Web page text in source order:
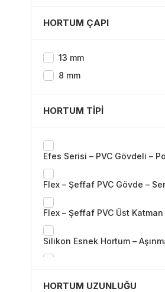
HORTUM ÇAPI
13 mm
8 mm
HORTUM TIPI
Efes Serisi – PVC Gövdeli –
Flex – Şeffaf PVC Gövde –
Flex – Şeffaf PVC Üst
Silikon Esnek Hortum –
HORTUM UZUNLUĞU